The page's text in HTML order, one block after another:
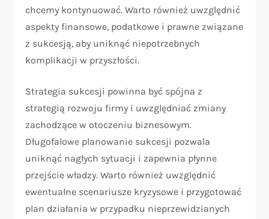
chcemy kontynuować. Warto również uwzględnić
aspekty finansowe, podatkowe i prawne związane
z sukcesją, aby uniknąć niepotrzebnych
komplikacji w przyszłości.
Strategia sukcesji powinna być spójna z
strategią rozwoju firmy i uwzględniać zmiany
zachodzące w otoczeniu biznesowym.
Długofalowe planowanie sukcesji pozwala
uniknąć nagłych sytuacji i zapewnia płynne
przejście władzy. Warto również uwzględnić
ewentualne scenariusze kryzysowe i przygotować
plan działania w przypadku nieprzewidzianych